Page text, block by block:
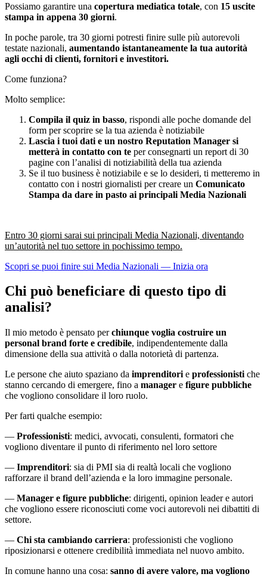
Possiamo garantire una copertura mediatica totale, con 15 uscite
stampa in appena 30 giorni.
In poche parole, tra 30 giorni potresti finire sulle più autorevoli
testate nazionali, aumentando istantaneamente la tua autorità
agli occhi di clienti, fornitori e investitori.
Come funziona?
Molto semplice:
Compila il quiz in basso, rispondi alle poche domande del
form per scoprire se la tua azienda è notiziabile
Lascia i tuoi dati e un nostro Reputation Manager si
metterà in contatto con te per consegnarti un report di 30
pagine con l’analisi di notiziabilità della tua azienda
Se il tuo business è notiziabile e se lo desideri, ti metteremo in
contatto con i nostri giornalisti per creare un Comunicato
Stampa da dare in pasto ai principali Media Nazionali
Entro 30 giorni sarai sui principali Media Nazionali, diventando
un’autorità nel tuo settore in pochissimo tempo.
Scopri se puoi finire sui Media Nazionali — Inizia ora
Chi può beneficiare di questo tipo di
analisi?
Il mio metodo è pensato perchiunque voglia costruire un
personal brand forte e credibile, indipendentemente dalla
dimensione della sua attività o dalla notorietà di partenza.
Le persone che aiuto spaziano da imprenditori e professionisti che
stanno cercando di emergere, fino a manager e figure pubbliche
che vogliono consolidare il loro ruolo.
Per farti qualche esempio:
— Professionisti: medici, avvocati, consulenti, formatori che
vogliono diventare il punto di riferimento nel loro settore
— Imprenditori: sia di PMI sia di realtà locali che vogliono
rafforzare il brand dell’azienda e la loro immagine personale.
— Manager e figure pubbliche: dirigenti, opinion leader e autori
che vogliono essere riconosciuti come voci autorevoli nei dibattiti di
settore.
— Chi sta cambiando carriera: professionisti che vogliono
riposizionarsi e ottenere credibilità immediata nel nuovo ambito.
In comune hanno una cosa: sanno di avere valore, ma vogliono